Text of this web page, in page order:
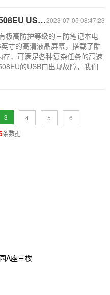
2023-07-05 08:47:23
除与维修指南
极高防护等级的三防笔记本电
寸的高清液晶屏幕，搭载了酷
，可满足各种复杂任务的高速
的USB口出现故障，我们
3 4 5
6
条数据
A座三楼